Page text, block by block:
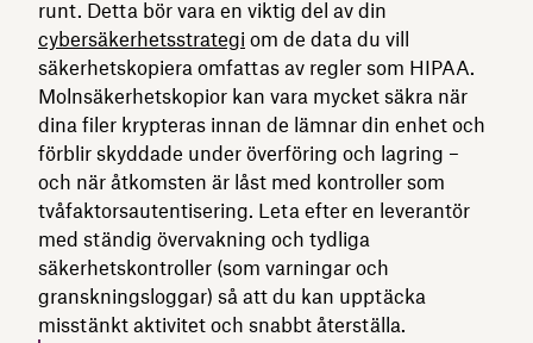
runt. Detta bör vara en viktig del av din
cybersäkerhetsstrategi om de data du vill
säkerhetskopiera omfattas av regler som HIPAA.
Molnsäkerhetskopior kan vara mycket säkra när
dina filer krypteras innan de lämnar din enhet och
förblir skyddade under överföring och lagring –
och när åtkomsten är låst med kontroller som
tvåfaktorsautentisering. Leta efter en leverantör
med ständig övervakning och tydliga
säkerhetskontroller (som varningar och
granskningsloggar) så att du kan upptäcka
misstänkt aktivitet och snabbt återställa.